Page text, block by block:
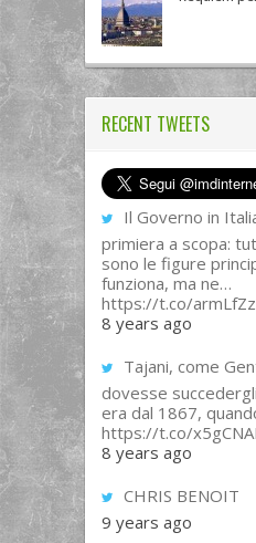
RECENT TWEETS
Il Governo in
primiera a scopa:
sono le figure
funziona, ma ne…
https://t.co/
8 years ago
Tajani, come
dovesse
era dal 1867,
https://t.co/
8 years ago
CHRIS BENOIT
9 years ago